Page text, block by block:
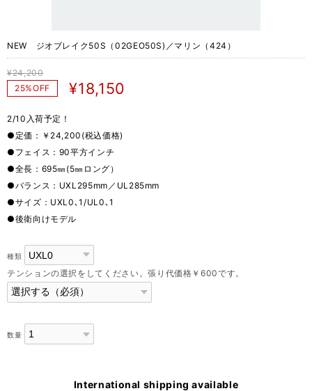
NEW ジオブレイク50S（02GEO50S)／マリン（424）
¥24,200
25%OFF
¥18,150
2/10入荷予定！
●定価：￥24,200(税込価格)
●フェイス：90平方インチ
●全長：695㎜(5㎜ロング）
●バランス：UXL295mm／UL285mm
●サイズ：UXL0､1/UL0､1
●後衛向けモデル
種類
テンションの選択をしてください。張り代価格￥600です。
数量
International shipping available